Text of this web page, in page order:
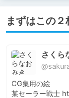
まずはこの２
さくら
CG集用の絵
某セーラー戦士